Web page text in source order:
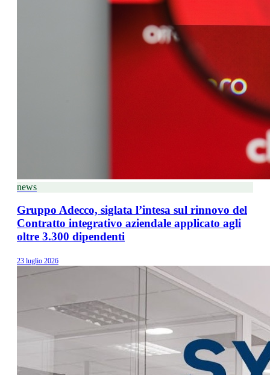
news
Gruppo Adecco, siglata l’intesa sul rinnovo del
Contratto integrativo aziendale applicato agli
oltre 3.300 dipendenti
23 luglio 2026